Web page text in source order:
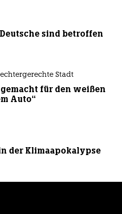
sind betroffen
Stadt
gemacht für den weißen
Auto“
der Klimaapokalypse